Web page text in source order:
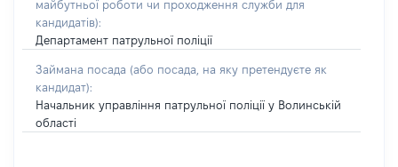
майбутньої роботи чи проходження служби для
кандидатів):
Департамент патрульної поліції
Займана посада (або посада, на яку претендуєте як
кандидат):
Начальник управління патрульної поліції у Волинській
області